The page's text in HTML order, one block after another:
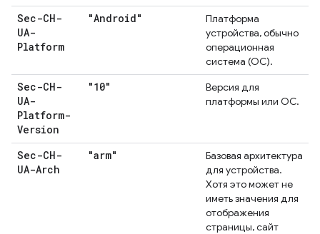
Sec-CH-
UA-
Platform
"Android"
Платформа
устройства, обычно
операционная
система (ОС).
Sec-CH-
UA-
Platform-
Version
"10"
Версия для
платформы или ОС.
Sec-CH-
UA-Arch
"arm"
Базовая архитектура
для устройства.
Хотя это может не
иметь значения для
отображения
страницы, сайт